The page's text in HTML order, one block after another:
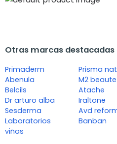
Otras marcas destacadas
Primaderm
Abenula
Belcils
Dr arturo alba
Sesderma
Laboratorios
viñas
Prisma
M2 beaute
Atache
Iraltone
Avd
Banban